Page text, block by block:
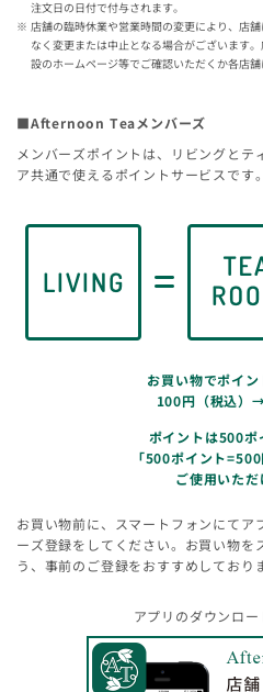
注文日の日付で付与されます。
店舗の臨時休業や営業時間の変更により、店
なく変更または中止となる場合がございます
設のホームページ等でご確認いただくか各店舗
■Afternoon Teaメンバーズ
メンバーズポイントは、リビングとテ
ア共通で使えるポイントサービスです。
お買い物でポイン
100円（税込）
ポイントは500ポ
「500ポイント
ご使用いただ
お買い物前に、スマートフォンにてア
ーズ登録をしてください。お買い物を
う、事前のご登録をおすすめしており
アプリのダウンロ